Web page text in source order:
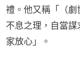
禮。他又稱「（
不息之理，自當
家放心」。